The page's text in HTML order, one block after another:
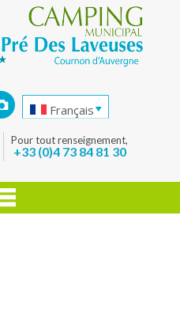
Français
Pour tout renseignement,
+33 (0)4 73 84 81 30